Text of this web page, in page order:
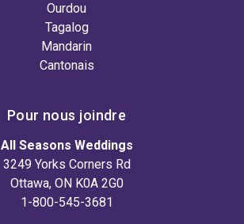
Ourdou
Tagalog
Mandarin
Cantonais
Pour nous joindre
All Seasons Weddings
3249 Yorks Corners Rd
Ottawa, ON K0A 2G0
1-800-545-3681